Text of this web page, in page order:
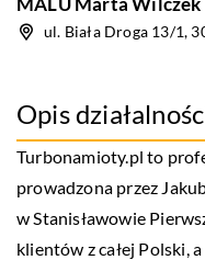
ul. Biała Droga 13/1,
Opis
Turbonamioty.pl to
prowadzona przez
w Stanisławowie
klientów z całej Polski,